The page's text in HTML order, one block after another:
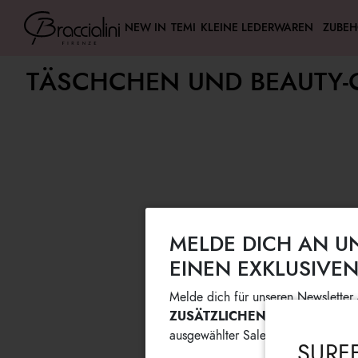
NEW IN TEMI KLEINE LEDERWAREN
TÄSCHCHEN UND BEAUTY-
MELDE DICH AN
EINEN
Melde dich für unseren
ZUSÄTZLICHEN RABATT VON
ausgewählter Sale-Artikel!